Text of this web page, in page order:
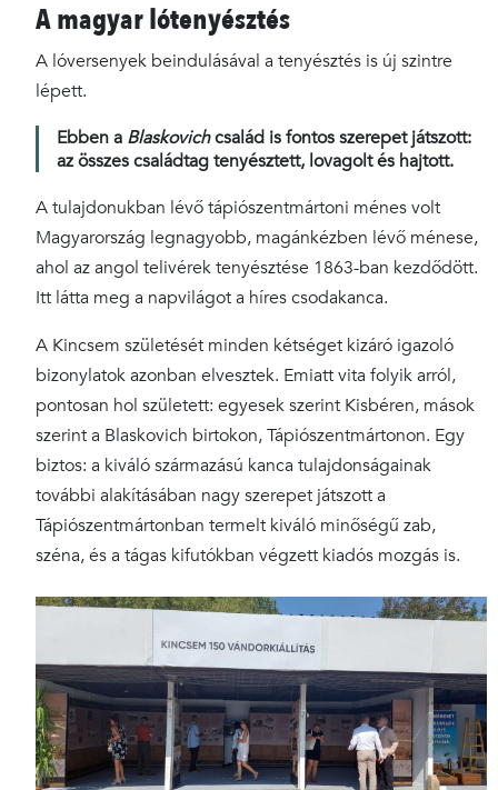
A magyar lótenyésztés
A lóversenyek beindulásával a tenyésztés is új szintre
lépett.
Ebben a Blaskovichcsalád is fontos szerepet játszott:
az összes családtag tenyésztett, lovagolt és hajtott.
A tulajdonukban lévő tápiószentmártoni ménes volt
Magyarország legnagyobb, magánkézben lévő ménese,
ahol az angol telivérek tenyésztése 1863-ban kezdődött.
Itt látta meg a napvilágot a híres csodakanca.
A Kincsem születését minden kétséget kizáró igazoló
bizonylatok azonban elvesztek. Emiatt vita folyik arról,
pontosan hol született: egyesek szerint Kisbéren, mások
szerint a Blaskovich birtokon, Tápiószentmártonon. Egy
biztos: a kiváló származású kanca tulajdonságainak
további alakításában nagy szerepet játszott a
Tápiószentmártonban termelt kiváló minőségű zab,
széna, és a tágas kifutókban végzett kiadós mozgás is.